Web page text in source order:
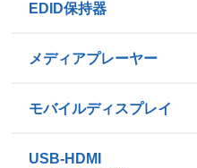
EDID保持器
メディアプレーヤー
モバイルディスプレイ
USB-HDMI